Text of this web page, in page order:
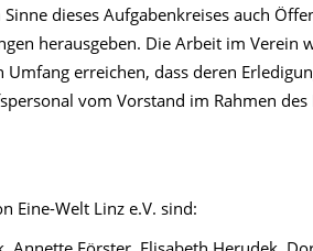
dieses Aufgabenkreises auch
herausgeben. Die Arbeit im Verein
erreichen, dass deren
vom Vorstand im Rahmen
Eine-Welt Linz e.V. sind: